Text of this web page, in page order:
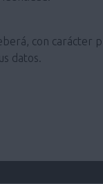
con carácter
datos.